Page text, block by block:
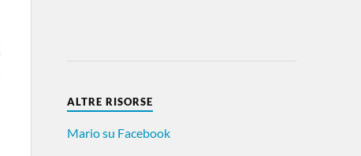
ALTRE RISORSE
Mario su Facebook